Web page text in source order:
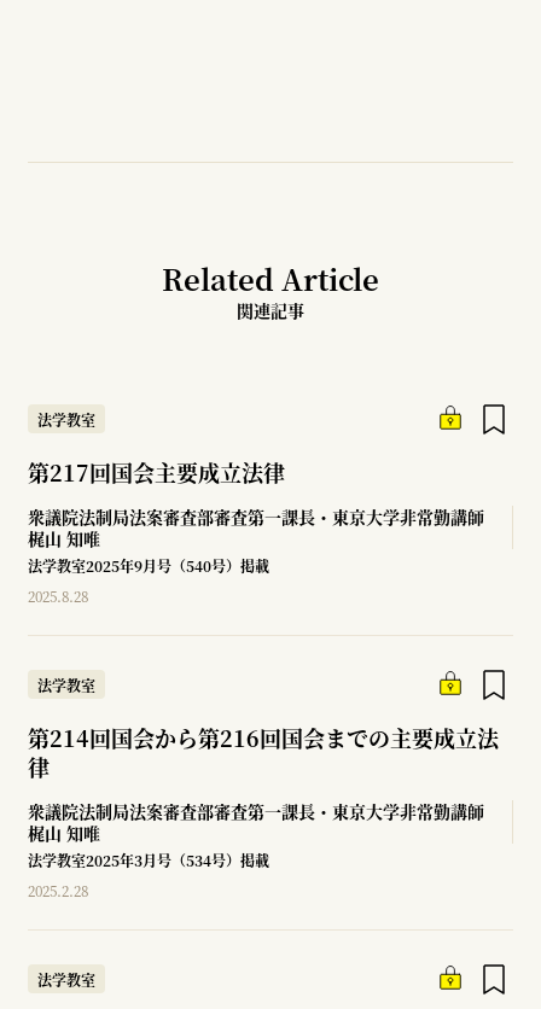
Related Article
関連記事
法学教室
第217回国会主要成立法律
衆議院法制局法案審査部審査第一課長・東京大学非常勤講師
梶山 知唯
法学教室2025年9月号（540号）掲載
2025.8.28
法学教室
第214回国会から第216回国会までの主要成立法
律
衆議院法制局法案審査部審査第一課長・東京大学非常勤講師
梶山 知唯
法学教室2025年3月号（534号）掲載
2025.2.28
法学教室